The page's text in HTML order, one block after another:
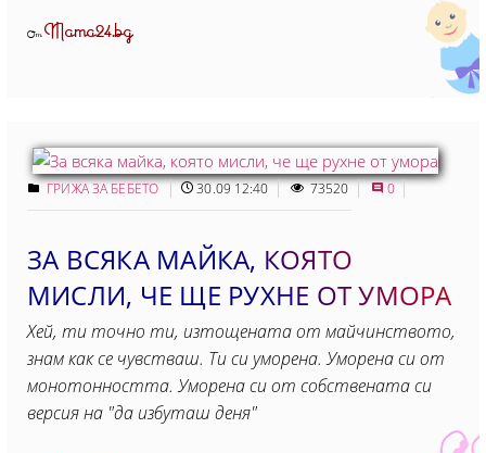
ОтMama24.bg
ГРИЖА ЗА БЕБЕТО 30.09 12:40 73520 0
ЗА ВСЯКА МАЙКА, КОЯТО
МИСЛИ, ЧЕ ЩЕ РУХНЕ ОТ УМОРА
Хей, ти точно ти, изтощената от майчинството,
знам как се чувстваш. Ти си уморена. Уморена си от
монотонността. Уморена си от собствената си
версия на "да избуташ деня"